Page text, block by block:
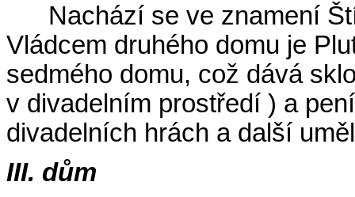
Nachází se ve znamení
Vládcem druhého domu je
sedmého domu, což dává
v divadelním prostředí ) a
divadelních hrách a další
III. dům